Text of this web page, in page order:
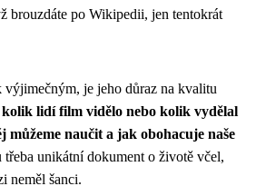
brouzdáte po Wikipedii, jen tentokrát
je jeho důraz na kvalitu
lidí film vidělo nebo kolik vydělal
můžeme naučit a jak obohacuje naše
třeba unikátní dokument o životě včel,
neměl šanci.